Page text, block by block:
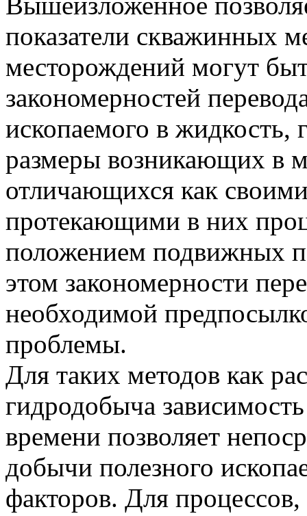
показатели скважинных
месторождений могут
закономерностей
ископаемого в жидкость,
размеры возникающих в
отличающихся как
протекающими в них
положением подвижных
этом закономерности
необходимой
проблемы.
Для таких методов как
гидродобыча
времени позволяет
добычи полезного
факторов. Для